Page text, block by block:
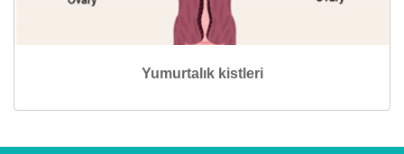
Yumurtalık kistleri